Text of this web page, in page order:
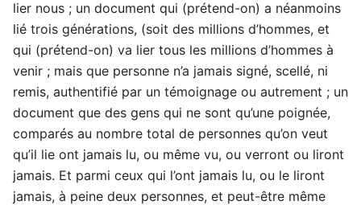
lier nous ; un document qui (prétend-on) a néanmoins
lié trois générations, (soit des millions d’hommes, et
qui (prétend-on) va lier tous les millions d’hommes à
venir ; mais que personne n’a jamais signé, scellé, ni
remis, authentifié par un témoignage ou autrement ; un
document que des gens qui ne sont qu’une poignée,
comparés au nombre total de personnes qu’on veut
qu’il lie ont jamais lu, ou même vu, ou verront ou liront
jamais. Et parmi ceux qui l’ont jamais lu, ou le liront
jamais, à peine deux personnes, et peut-être même